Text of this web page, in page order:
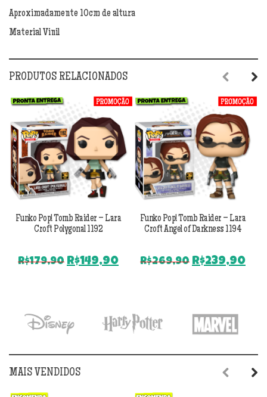
Suit
1193
quantidade
Aproximadamente 10cm de altura
Material Vinil
PRODUTOS RELACIONADOS
Funko Pop! Tomb Raider – Lara
Croft Polygonal 1192
R$179,90 O
R$179,90.
R$149,90O
R$149,90.
Funko Pop! Tomb Raider – Lara
Croft Angel of Darkness 1194
R$269,90 O
R$269,90.
R$239,90O
Previous
Next
MAIS VENDIDOS